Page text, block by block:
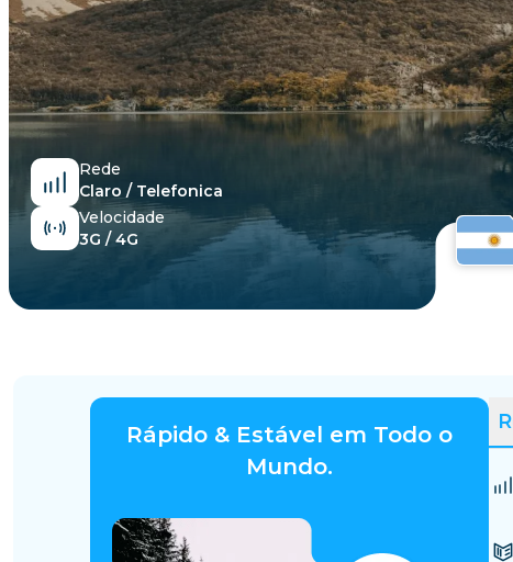
Rede
Claro / Telefonica
Velocidade
3G / 4G
Rápido & Estável em Todo o
Mundo.